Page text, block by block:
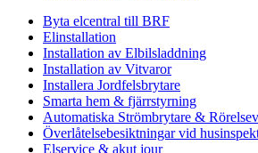
Byta elcentral till BRF
Elinstallation
Installation av Elbilsladdning
Installation av Vitvaror
Installera Jordfelsbrytare
Smarta hem & fjärrstyrning
Automatiska Strömbrytare &
Överlåtelsebesiktningar vid
Elservice & akut jour